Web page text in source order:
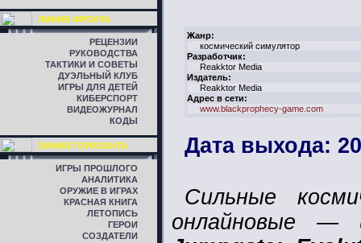
ЛИНИЯ ФРОНТА
РЕЦЕНЗИИ
РУКОВОДСТВА
ТАКТИКИ И СОВЕТЫ
ДУЭЛЬНЫЙ КЛУБ
ИГРЫ ДЛЯ ДЕТЕЙ
КИБЕРСПОРТ
ВИДЕОЖУРНАЛ
КОДЫ
ЛИНИЯ ГОРИЗОНТА
ИГРЫ ПРОШЛОГО
АНАЛИТИКА
ОРУЖИЕ В ИГРАХ
КРАСНАЯ КНИГА
ЛЕТОПИСЬ
ГЕРОИ
СОЗДАТЕЛИ
Жанр:
космический симулятор
Разработчик:
Reakktor Media
Издатель:
Reakktor Media
Адрес в сети:
www.blackprophecy-game.com
Дата выхода:
Сильные
онлайновые